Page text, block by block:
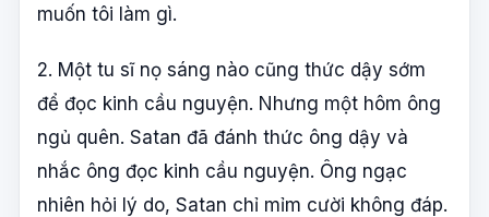
muốn tôi làm gì.
2. Một tu sĩ nọ sáng nào cũng thức dậy sớm
để đọc kinh cầu nguyện. Nhưng một hôm ông
ngủ quên. Satan đã đánh thức ông dậy và
nhắc ông đọc kinh cầu nguyện. Ông ngạc
nhiên hỏi lý do, Satan chỉ mỉm cười không đáp.